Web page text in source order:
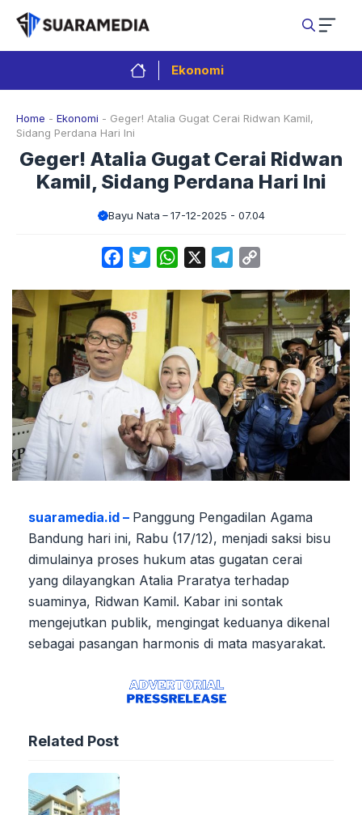
Langsung
isi
Ekonomi
Home - Ekonomi - Geger! Atalia Gugat Cerai Ridwan Kamil,
Sidang Perdana Hari Ini
Geger! Atalia Gugat Cerai Ridwan
Kamil, Sidang Perdana Hari Ini
Bayu Nata 17-12-2025 - 07.04
FacebookTwitterWhatsApp Telegram
suaramedia.id – Panggung Pengadilan Agama
Bandung hari ini, Rabu (17/12), menjadi saksi bisu
dimulainya proses hukum atas gugatan cerai
yang dilayangkan Atalia Praratya terhadap
suaminya, Ridwan Kamil. Kabar ini sontak
mengejutkan publik, mengingat keduanya dikenal
sebagai pasangan harmonis di mata masyarakat.
Related Post